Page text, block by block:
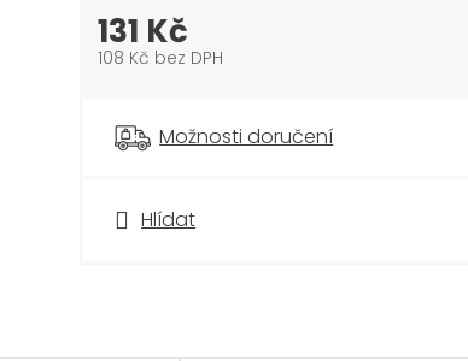
Hlídat
131 Kč
108 Kč bez DPH
Možnosti doručení